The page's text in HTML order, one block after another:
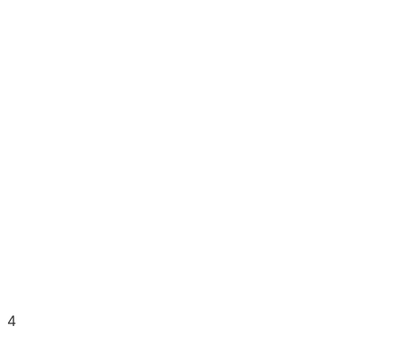
4